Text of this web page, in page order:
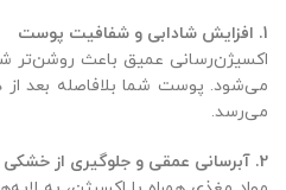
1. افزایش شادابی و شفافیت پوست
اکسیژن‌رسانی عمیق باعث روشن‌تر
می‌شود. پوست شما بلافاصله بعد از
می‌رسد.
2. آبرسانی عمقی و جلوگیری از